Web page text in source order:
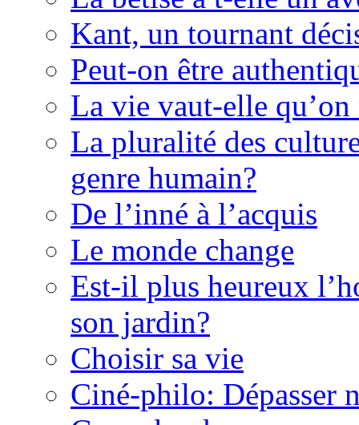
Kant, un tournant
Peut-on être
La vie vaut-elle
La pluralité des
genre humain?
De l’inné à l’acquis
Le monde change
Est-il plus heureux
son jardin?
Choisir sa vie
Ciné-philo: Dépasser